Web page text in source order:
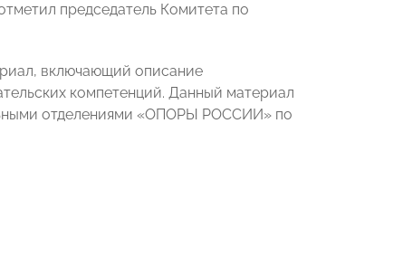
председатель Комитета по
включающий описание
компетенций. Данный материал
отделениями «ОПОРЫ РОССИИ» по